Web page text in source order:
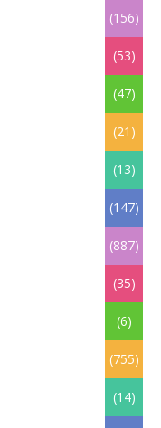
(156)
(53)
(47)
(21)
(13)
(147)
(887)
(35)
(6)
(755)
(14)